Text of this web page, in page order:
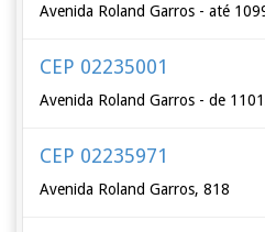
Avenida Roland Garros - até
CEP 02235001
Avenida Roland Garros - de
CEP 02235971
Avenida Roland Garros, 818